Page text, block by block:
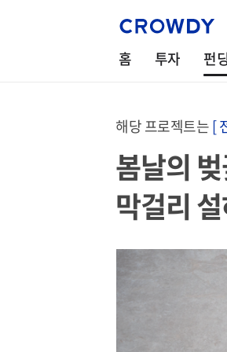
홈 투자 펀
해당 프로젝트는[
봄날의
막걸리